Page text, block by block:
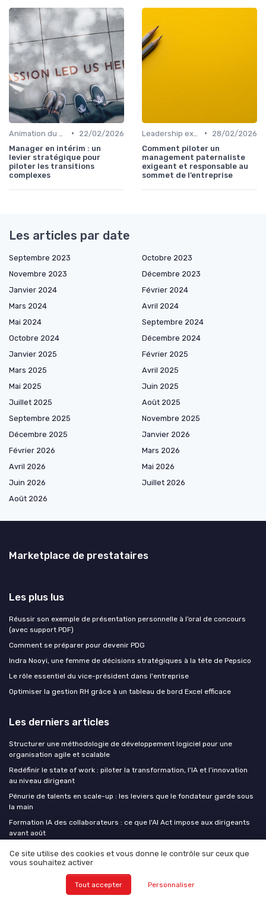
•
22/02/2026
Manager en intérim : un
levier stratégique pour
piloter les transitions
complexes
•
28/02/2026
Comment piloter un
management paternaliste
exigeant et responsable au
sommet de l’entreprise
Les articles par date
Septembre 2023
Octobre 2023
Novembre 2023
Décembre 2023
Janvier 2024
Février 2024
Mars 2024
Avril 2024
Mai 2024
Septembre 2024
Octobre 2024
Décembre 2024
Janvier 2025
Février 2025
Mars 2025
Avril 2025
Mai 2025
Juin 2025
Juillet 2025
Août 2025
Septembre 2025
Novembre 2025
Décembre 2025
Janvier 2026
Février 2026
Mars 2026
Avril 2026
Mai 2026
Juin 2026
Juillet 2026
Août 2026
Marketplace de prestataires
Les plus lus
Réussir son exemple de présentation personnelle à l’oral de concours
(avec support PDF)
Comment se préparer pour devenir PDG
Indra Nooyi, une femme de décisions stratégiques à la tête de Pepsico
Le rôle essentiel du vice-président dans l'entreprise
Optimiser la gestion RH grâce à un tableau de bord Excel efficace
Les derniers articles
Structurer une méthodologie de développement logiciel pour une
organisation agile et scalable
Redéfinir le state of work : piloter la transformation, l’IA et l’innovation
au niveau dirigeant
Pénurie de talents en scale-up : les leviers que le fondateur garde sous
la main
Formation IA des collaborateurs : ce que l'AI Act impose aux dirigeants
avant août
généralistes en 2026
CEO at WORK !
Ce site utilise des cookies et vous donne le contrôle sur ceux que
vous souhaitez activer
Tout accepter Personnaliser